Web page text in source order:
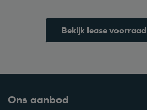
Bekijk lease voorraad
Ons aanbod